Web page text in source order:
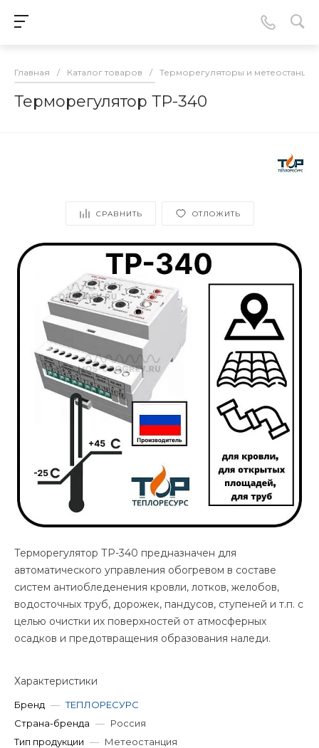
Главная / Каталог товаров / Терморегуляторы и
Терморегулятор ТР-340
СРАВНИТЬ ОТЛОЖИТЬ
Терморегулятор ТР-340 предназначен для
автоматического управления обогревом в составе
систем антиобледенения кровли, лотков, желобов,
водосточных труб, дорожек, пандусов, ступеней и т.п. с
целью очистки их поверхностей от атмосферных
осадков и предотвращения образования наледи.
Характеристики
Бренд — ТЕПЛОРЕСУРС
Страна-бренда — Россия
Тип продукции — Метеостанция